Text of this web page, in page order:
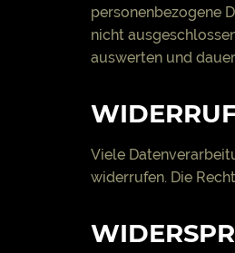
personenbezogene
nicht
auswerten und
Viele
widerrufen. Die